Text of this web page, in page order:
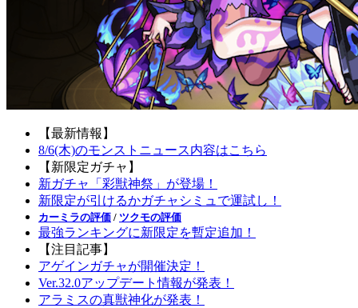
【最新情報】
8/6(木)のモンストニュース内容はこちら
【新限定ガチャ】
新ガチャ「彩獣神祭」が登場！
新限定が引けるかガチャシミュで運試し！
カーミラの評価 / ツクモの評価
最強ランキングに新限定を暫定追加！
【注目記事】
アゲインガチャが開催決定！
Ver.32.0アップデート情報が発表！
アラミスの真獣神化が発表！